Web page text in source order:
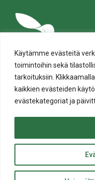
Käytämme evästeitä
toimintoihin sekä
tarkoituksiin.
kaikkien evästeiden
evästekategoriat ja
© Salon kaupunki